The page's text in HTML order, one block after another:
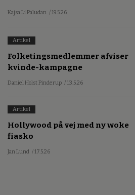
Kajsa Li Paludan / 19.5.26
Artikel
Folketingsmedlemmer afviser
kvinde-kampagne
Daniel Holst Pinderup / 13.5.26
Artikel
Hollywood på vej med ny woke
fiasko
Jan Lund / 17.5.26